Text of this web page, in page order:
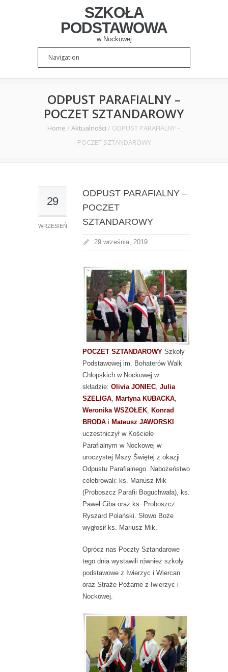
SZKOŁA
PODSTAWOWA
w Nockowej
ODPUST PARAFIALNY –
POCZET SZTANDAROWY
Home / Aktualności / ODPUST PARAFIALNY –
POCZET SZTANDAROWY
29
WRZESIEŃ
ODPUST PARAFIALNY –
POCZET
SZTANDAROWY
29 września, 2019
POCZET SZTANDAROWY Szkoły
Podstawowej im. Bohaterów Walk
Chłopskich w Nockowej w
składzie: Olivia JONIEC, Julia
SZELIGA, Martyna KUBACKA,
Weronika WSZOŁEK, Konrad
BRODA i Mateusz JAWORSKI
uczestniczył w Kościele
Parafialnym w Nockowej w
uroczystej Mszy Świętej z okazji
Odpustu Parafialnego. Nabożeństwo
celebrowali: ks. Mariusz Mik
(Proboszcz Parafii Boguchwała), ks.
Paweł Ciba oraz ks. Proboszcz
Ryszard Polański. Słowo Boże
wygłosił ks. Mariusz Mik.
Oprócz nas Poczty Sztandarowe
tego dnia wystawili również szkoły
podstawowe z Iwierzyc i Wiercan
oraz Straże Pożarne z Iwierzyc i
Nockowej.